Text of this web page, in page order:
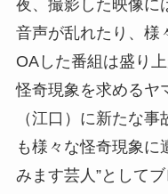
夜、撮影した映像に
音声が乱れたり、様
OAした番組は盛り
怪奇現象を求めるヤ
（江口）に新たな
も様々な怪奇現象に
みます芸人”としてブ